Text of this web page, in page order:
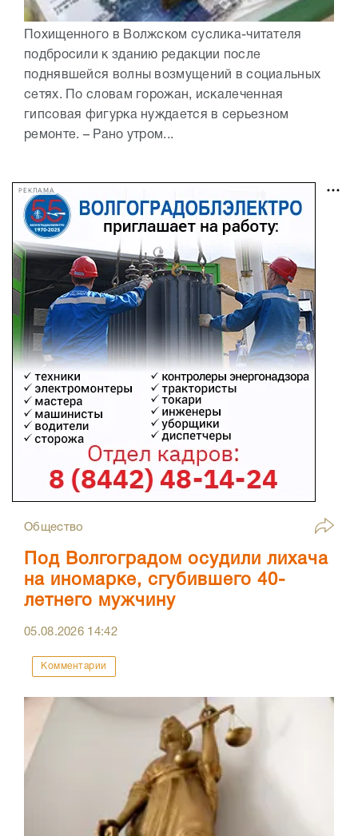
Похищенного в Волжском суслика-читателя
подбросили к зданию редакции после
поднявшейся волны возмущений в социальных
сетях. По словам горожан, искалеченная
гипсовая фигурка нуждается в серьезном
ремонте. – Рано утром...
РЕКЛАМА
Общество
Под Волгоградом осудили лихача
на иномарке, сгубившего 40-
летнего мужчину
05.08.2026 14:42
Комментарии